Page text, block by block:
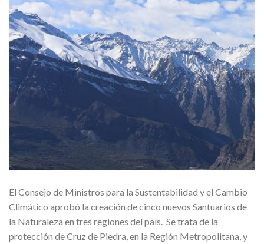
El Consejo de Ministros para la Sustentabilidad y el Cambio
Climático aprobó la creación de cinco nuevos Santuarios de
la Naturaleza en tres regiones del país. Se trata de la
protección de Cruz de Piedra, en la Región Metropolitana, y